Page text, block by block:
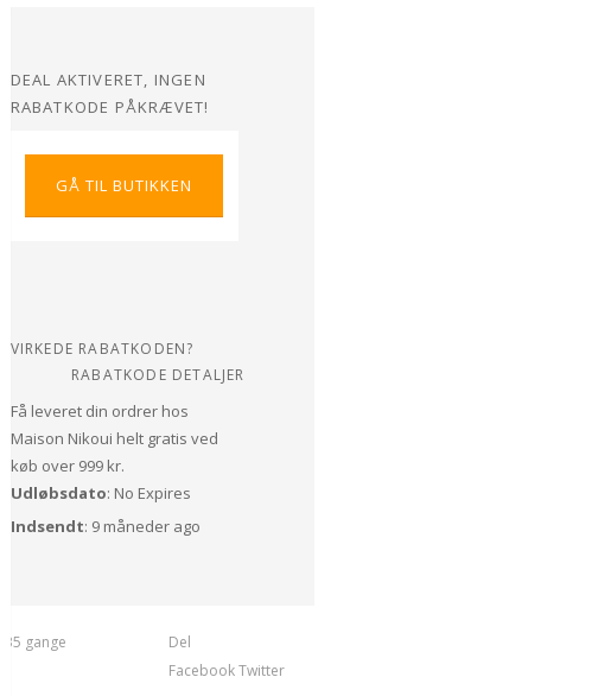
DEAL AKTIVERET, INGEN
RABATKODE PÅKRÆVET!
GÅ TIL BUTIKKEN
VIRKEDE RABATKODEN?
RABATKODE DETALJER
Få leveret din ordrer hos
Maison Nikoui helt gratis ved
køb over 999 kr.
Udløbsdato: No Expires
Indsendt: 9 måneder ago
gange
Del
FacebookTwitter